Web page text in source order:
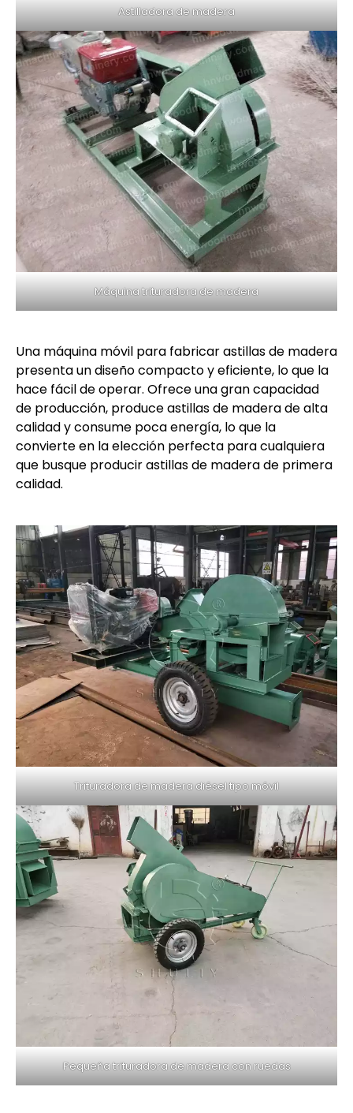
Astilladora de madera
Máquina trituradora de madera
Una máquina móvil para fabricar astillas de madera
presenta un diseño compacto y eficiente, lo que la
hace fácil de operar. Ofrece una gran capacidad
de producción, produce astillas de madera de alta
calidad y consume poca energía, lo que la
convierte en la elección perfecta para cualquiera
que busque producir astillas de madera de primera
calidad.
Trituradora de madera diésel tipo móvil
Pequeña trituradora de madera con ruedas